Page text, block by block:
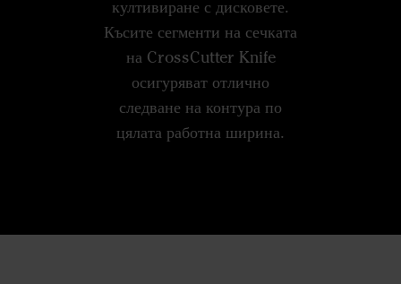
култивиране с дисковете.
Късите сегменти на сечката
на CrossCutter Knife
осигуряват отлично
следване на контура по
цялата работна ширина.